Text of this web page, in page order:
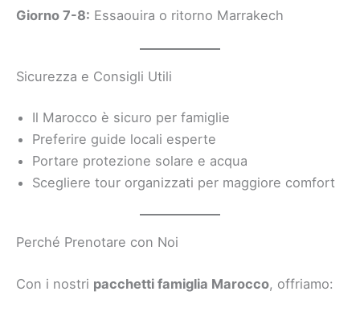
Giorno 7-8: Essaouira o ritorno Marrakech
Sicurezza e Consigli Utili
Il Marocco è sicuro per famiglie
Preferire guide locali esperte
Portare protezione solare e acqua
Scegliere tour organizzati per maggiore comfort
Perché Prenotare con Noi
Con i nostri pacchetti famiglia Marocco, offriamo: